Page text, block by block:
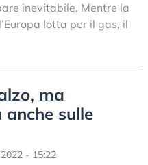
inevitabile. Mentre la
lotta per il gas, il
ma
anche sulle
- 15:22